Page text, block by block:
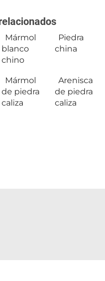
Mármol
blanco
chino
Piedra
china
Mármol
de piedra
caliza
Arenisca
de piedra
caliza